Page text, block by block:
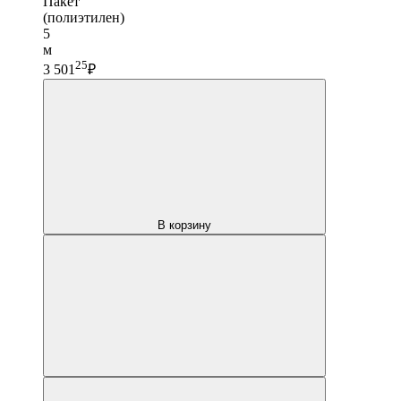
(полиэтилен)
5
м
3 501 25₽
В корзину